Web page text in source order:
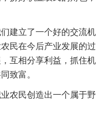
建立了一个好的交流机
民在今后产业发展的过
互相分享利益，抓住机
致富。
农民创造出一个属于野